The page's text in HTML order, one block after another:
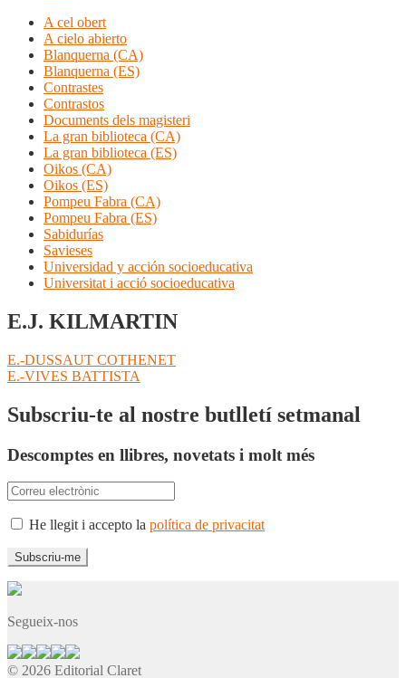
A cel obert
A cielo abierto
Blanquerna (CA)
Blanquerna (ES)
Contrastes
Contrastos
Documents dels magisteri
La gran biblioteca (CA)
La gran biblioteca (ES)
Oikos (CA)
Oikos (ES)
Pompeu Fabra (CA)
Pompeu Fabra (ES)
Sabidurías
Savieses
Universidad y acción socioeducativa
Universitat i acció socioeducativa
E.J. KILMARTIN
Navegació
d'entrades
Entrada
anterior:
E.-DUSSAUT COTHENET
Pròxima
E.-VIVES BATTISTA
Subscriu-te al nostre butlletí setmanal
Descomptes en llibres, novetats i molt més
He llegit i accepto la política de privacitat
Segueix-nos
© 2026 Editorial Claret